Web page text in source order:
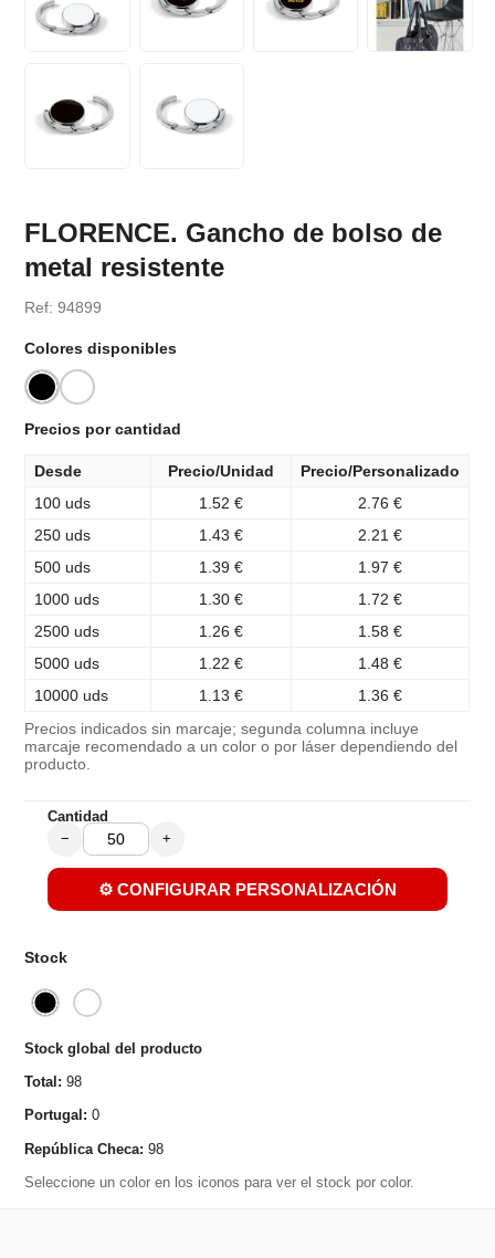
FLORENCE. Gancho de bolso de
metal resistente
Ref: 94899
Colores disponibles
Precios por cantidad
Desde Precio/Unidad
Precio/Personalizado
100 uds
1.52 €
2.76 €
250 uds
1.43 €
2.21 €
500 uds
1.39 €
1.97 €
1000 uds
1.30 €
1.72 €
2500 uds
1.26 €
1.58 €
5000 uds
1.22 €
1.48 €
10000 uds
1.13 € 1.36 €
Precios indicados sin marcaje; segunda columna incluye
marcaje recomendado a un color o por láser dependiendo del
producto.
Cantidad
− +
⚙️ CONFIGURAR PERSONALIZACIÓN
Stock
Stock global del producto
Total: 98
Portugal: 0
República Checa: 98
Seleccione un color en los iconos para ver el stock por color.